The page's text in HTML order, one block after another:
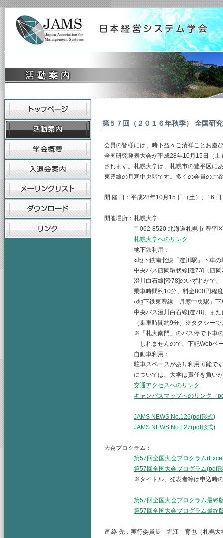
第５７回（２０１６年秋季） 全国研
会員の皆様には、時下益々ご清祥ことお慶
全国研究発表大会が平成28年10月15日（
されます。札幌大学は、札幌市の豊平区に
東豊線の月寒中央駅です。多くの会員のご
開 催 日：平成28年10月15 日（土）、16 日
開催場所：札幌大学
〒062-8520 北海道札幌市 豊平区
札幌大学へのリンク
地下鉄利用：
○地下鉄南北線「澄川駅」下車の
中央バス西岡環状線[澄73]（西岡3条
澄川白石線[澄78]のいずれかで、「
乗車時間約10分、料金800円程度
○地下鉄東豊線「月寒中央駅」下
中央バス澄川白石線[澄78]、または
（乗車時間約9分）※タクシーでは乗
※「札大南門」のバス停で下車の場
しれませんので、下記Webページ
自動車利用：
駐車スペースがあり利用可能ですが
については、大学は責任を負いか
交通アクセスへのリンク
キャンパスマップへのリンク（
JAMS NEWS No.126(pdf形式)
JAMS NEWS No.127(pdf形式)
大会プログラム：
第57回全国大会プログラム
第57回全国大会プログラム(pdf
※タイトル、発表者等は申込時のデ
第57回全国大会プログラム最終
第57回全国大会プログラム最終
連 絡 先：実行委員長 堀江 育也（札幌